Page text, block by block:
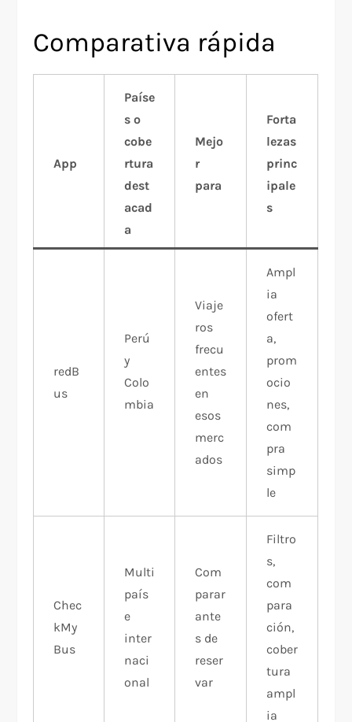
Comparativa rápida
App
Paíse
s o
cobe
rtura
dest
acad
a
Mejo
r
para
Forta
lezas
princ
ipale
s
redB
us
Perú
y
Colo
mbia
Viaje
ros
frecu
entes
en
esos
merc
ados
Ampl
ia
ofert
a,
prom
ocio
nes,
com
pra
simp
le
Chec
kMy
Bus
Multi
país
e
inter
naci
onal
Com
parar
ante
s de
reser
var
Filtro
s,
com
para
ción,
cober
tura
ampl
ia